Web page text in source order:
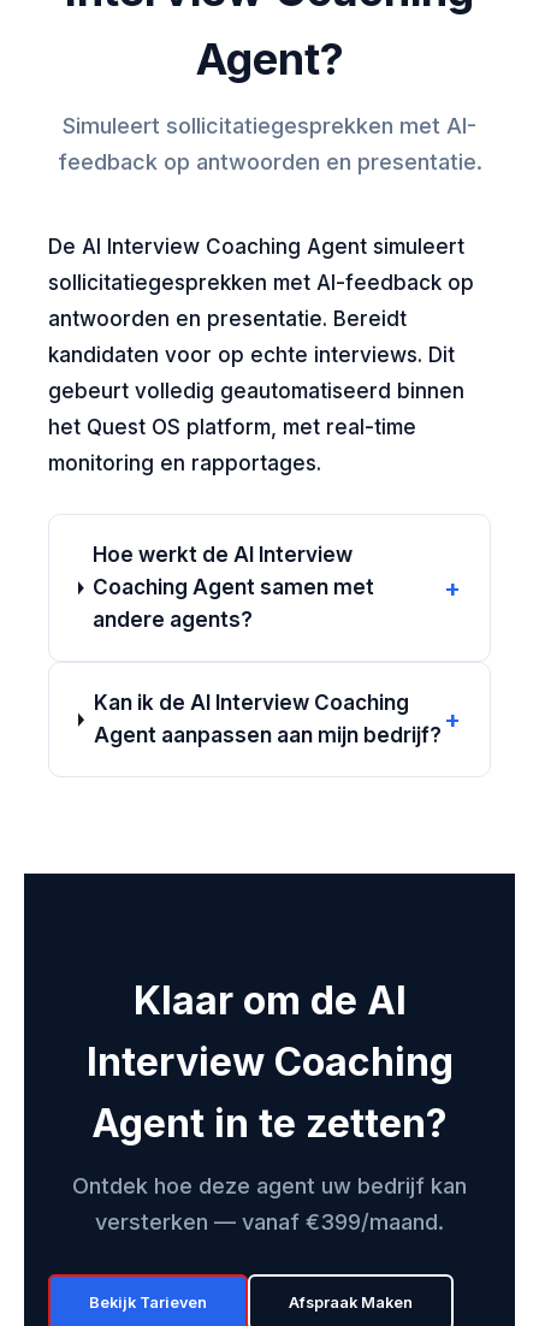
Agent?
Simuleert sollicitatiegesprekken met AI-
feedback op antwoorden en presentatie.
De AI Interview Coaching Agent simuleert
sollicitatiegesprekken met AI-feedback op
antwoorden en presentatie. Bereidt
kandidaten voor op echte interviews. Dit
gebeurt volledig geautomatiseerd binnen
het Quest OS platform, met real-time
monitoring en rapportages.
Hoe werkt de AI Interview
Coaching Agent samen met
andere agents?
+
Kan ik de AI Interview Coaching
Agent aanpassen aan mijn bedrijf?
+
Klaar om de AI
Interview Coaching
Agent in te zetten?
Ontdek hoe deze agent uw bedrijf kan
versterken — vanaf €399/maand.
Bekijk Tarieven Afspraak Maken